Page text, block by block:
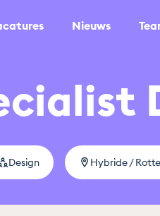
Nieuws
Design Hybride /